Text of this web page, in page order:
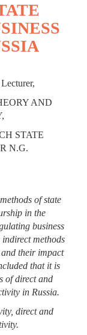
AND
STATE
N.G.
of state
in the
business
methods
and their impact
that it is
of direct and
in Russia.
direct and